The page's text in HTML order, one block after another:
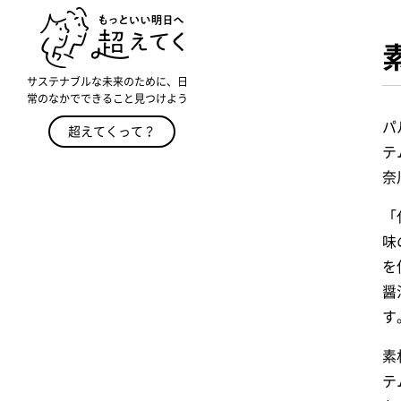
サステナブルな未来のために、日
常のなかでできること見つけよう
超えてくって？
パ
テ
奈
味
を
醤
す
素
テ